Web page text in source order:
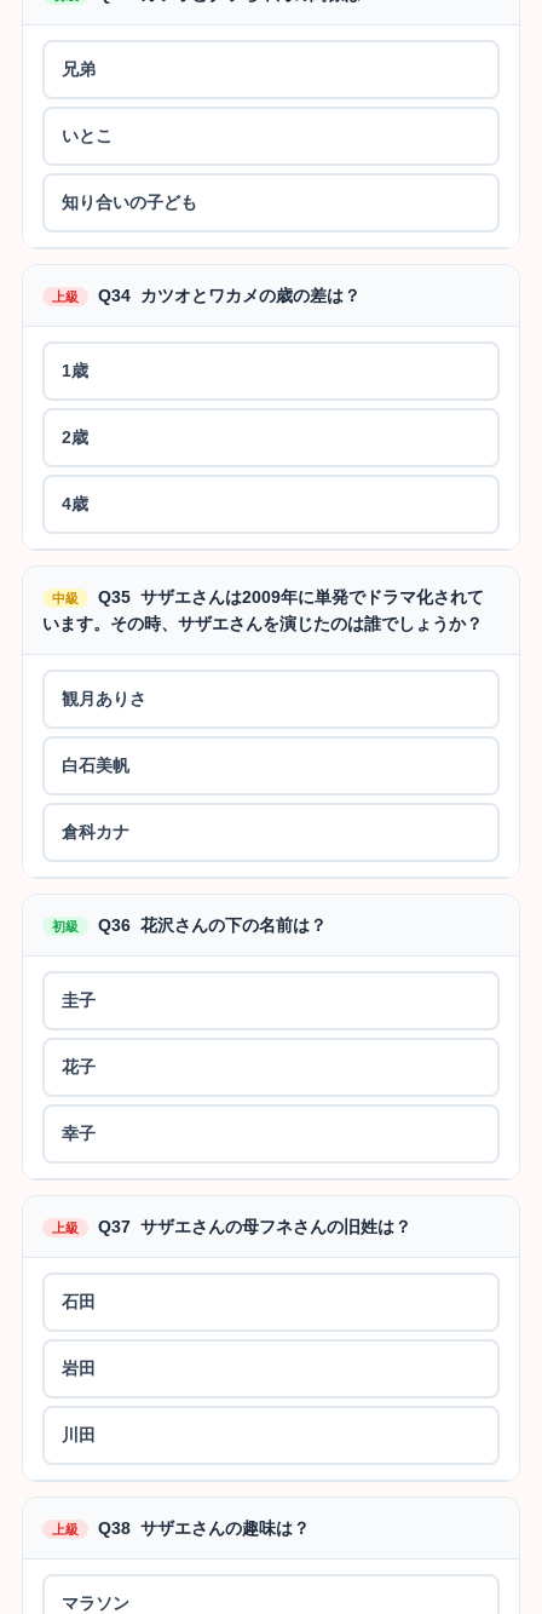
兄弟
いとこ
知り合いの子ども
上級 Q34 カツオとワカメの歳の差は？
1歳
2歳
4歳
中級
Q35 サザエさんは2009年に単発でドラマ化されて
います。その時、サザエさんを演じたのは誰でしょうか？
観月ありさ
白石美帆
倉科カナ
初級 Q36 花沢さんの下の名前は？
圭子
花子
幸子
上級 Q37 サザエさんの母フネさんの旧姓は？
石田
岩田
川田
上級 Q38 サザエさんの趣味は？
マラソン